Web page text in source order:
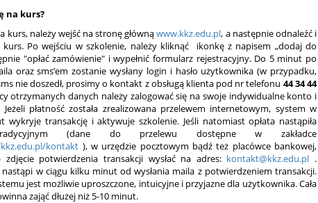
na kurs?
kurs, należy wejść na stronę głównąwww.kkz.edu.pl, a następnie odnaleźć i
kurs. Po wejściu w szkolenie, należy kliknąć ikonkę z napisem „dodaj do
"opłać zamówienie" i wypełnić formularz rejestracyjny. Do 5 minut po
oraz sms’em zostanie wysłany login i hasło użytkownika (w przypadku,
nie doszedł, prosimy o kontakt z obsługą klienta pod nr telefonu 44 34 44
otrzymanych danych należy zalogować się na swoje indywidualne konto i
Jeżeli płatność została zrealizowana przelewem internetowym, system w
wykryje transakcję i aktywuje szkolenie. Jeśli natomiast opłata nastąpiła
(dane do przelewu dostępne w zakładce
kontakt ), w urzędzie pocztowym bądź też placówce bankowej,
potwierdzenia transakcji wysłać na adres: kontakt@kkz.edu.pl .
w ciągu kilku minut od wysłania maila z potwierdzeniem transakcji.
jest możliwie uproszczone, intuicyjne i przyjazne dla użytkownika. Cała
zająć dłużej niż 5-10 minut.